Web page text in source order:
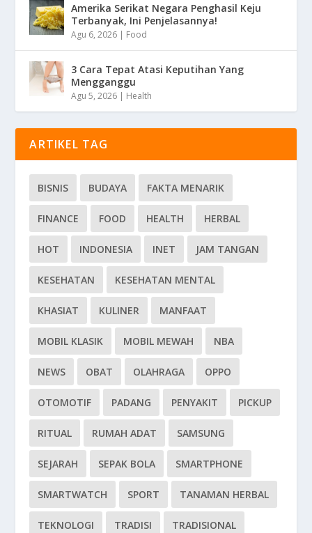
Amerika Serikat Negara Penghasil Keju
Terbanyak, Ini Penjelasannya!
Agu 6, 2026 | Food
3 Cara Tepat Atasi Keputihan Yang
Mengganggu
Agu 5, 2026 | Health
ARTIKEL TAG
BISNIS BUDAYA FAKTA MENARIK
FINANCE FOOD HEALTH HERBAL
HOT INDONESIA INET JAM TANGAN
KESEHATAN KESEHATAN MENTAL
KHASIAT KULINER MANFAAT
MOBIL KLASIK MOBIL MEWAH NBA
NEWS OBAT OLAHRAGA OPPO
OTOMOTIF PADANG PENYAKIT PICKUP
RITUAL RUMAH ADAT SAMSUNG
SEJARAH SEPAK BOLA SMARTPHONE
SMARTWATCH SPORT TANAMAN HERBAL
TEKNOLOGI TRADISI TRADISIONAL